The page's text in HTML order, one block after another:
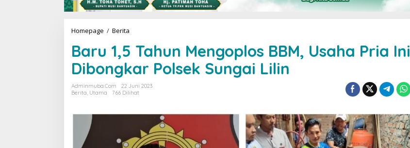
Homepage / Berita
r
u
1
,
5
T
M
e
Baru 1,5 Tahun Mengoplos BBM, Usaha Pria Ini
Dibongkar Polsek Sungai Lilin
Adminmuba.com
22 Juni 2023
Berita, Utama 766 Dilihat